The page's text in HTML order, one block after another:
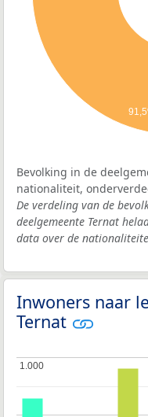
Bevolking in de
nationaliteit,
De verdeling van de
deelgemeente Ternat
data over de
Inwoners naar
Ternat
1.000
1.000